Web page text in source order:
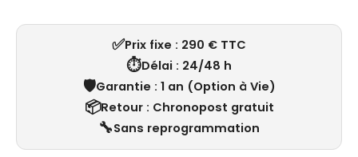
✅Prix fixe : 290 € TTC
⏱️Délai : 24/48 h
🛡️Garantie : 1 an (Option à Vie)
📦Retour : Chronopost gratuit
🔧Sans reprogrammation